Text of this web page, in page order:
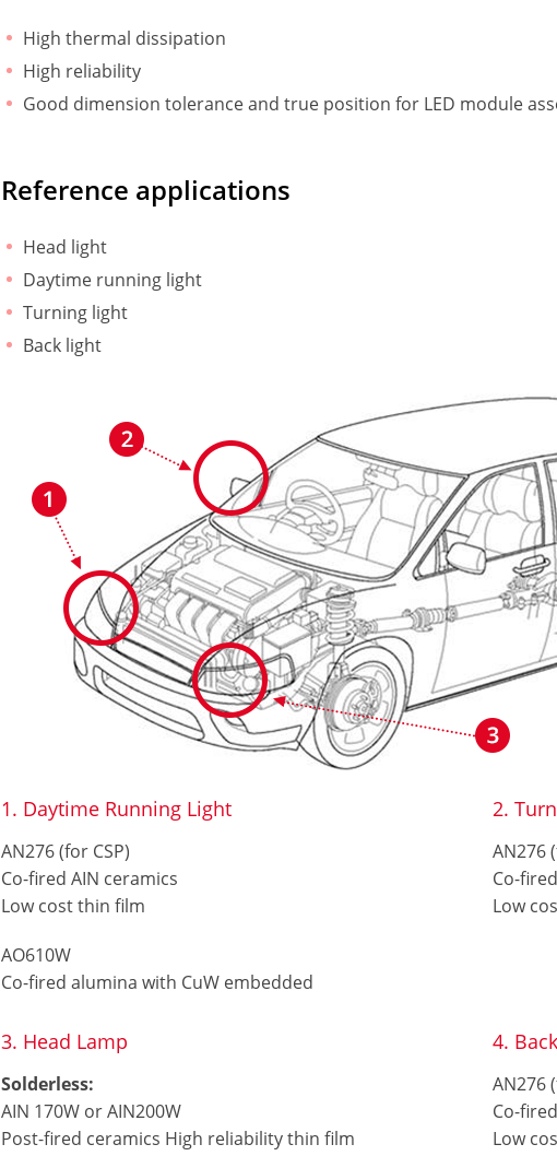
High thermal dissipation
High reliability
Good dimension tolerance and true position for LED module
Reference applications
Head light
Daytime running light
Turning light
Back light
1. Daytime Running Light
AN276 (for CSP)
Co-fired AIN ceramics
Low cost thin film
AO610W
Co-fired alumina with CuW embedded
2.
AN276
Co-
Low
3. Head Lamp
Solderless:
AIN 170W or AIN200W
Post-fired ceramics High reliability thin film
4.
AN276
Co-
Low